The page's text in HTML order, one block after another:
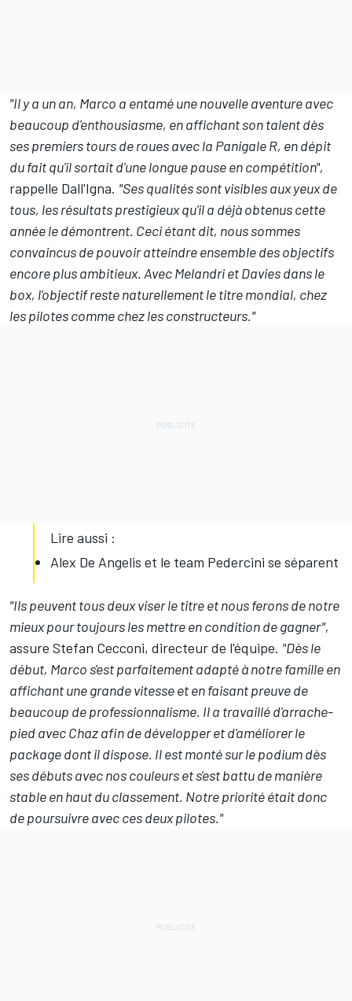
"Il y a un an, Marco a entamé une nouvelle aventure avec
beaucoup d'enthousiasme, en affichant son talentdès
ses premiers tours de roues avec la Panigale R, en dépit
du fait qu'il sortait d'une longue pause en compétition",
rappelle Dall'Igna. "Ses qualités sont visibles aux yeux de
tous, les résultats prestigieux qu'il a déjà obtenus cette
année le démontrent. Ceci étant dit, nous sommes
convaincus de pouvoir atteindre ensemble des objectifs
encore plus ambitieux. Avec Melandri et Davies dans le
box, l'objectif reste naturellement le titre mondial, chez
les pilotes comme chez les constructeurs."
Lire aussi :
Alex De Angelis et le team Pedercini se séparent
"Ils peuvent tous deux viser le titre et nous ferons de notre
mieux pour toujours les mettre en condition de gagner",
assure Stefan Cecconi, directeur de l'équipe. "Dès le
début, Marco s'est parfaitement adapté à notre famille en
affichant une grande vitesse et en faisant preuve de
beaucoup de professionnalisme. Il a travaillé d'arrache-
pied avec Chaz afin de développer et d'améliorer le
package dont il dispose. Il est monté sur le podium dès
ses débuts avec nos couleurs et s'est battu de manière
stable en haut du classement. Notre priorité était donc
de poursuivre avec ces deux pilotes."